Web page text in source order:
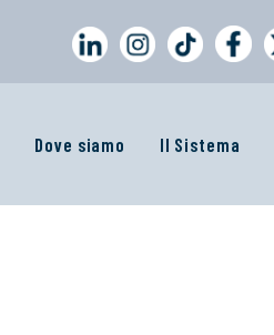
Dove siamo Il Sistema